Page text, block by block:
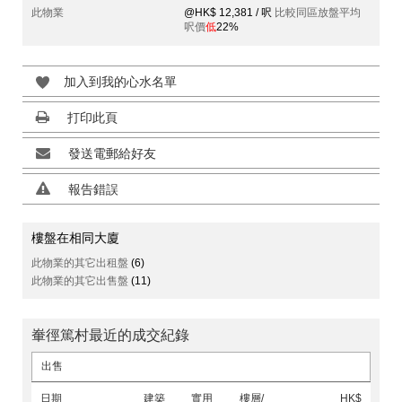
此物業 @HK$ 12,381 / 呎 比較同區放盤平均
呎價低22%
加入到我的心水名單
打印此頁
發送電郵給好友
報告錯誤
樓盤在相同大廈
此物業的其它出租盤 (6)
此物業的其它出售盤 (11)
輋徑篤村最近的成交紀錄
出售
日期 建築 實用 樓層/ HK$